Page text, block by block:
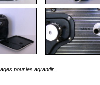
pour les agrandir